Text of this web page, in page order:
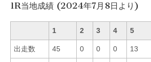
1R当地成績 (2024年7月8日より)
1 2 3 4 5
出走数 45 0 0 0 13